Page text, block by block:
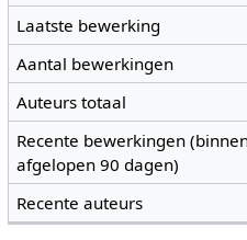
Laatste bewerking
Aantal bewerkingen
Auteurs totaal
Recente bewerkingen
afgelopen 90 dagen)
Recente auteurs